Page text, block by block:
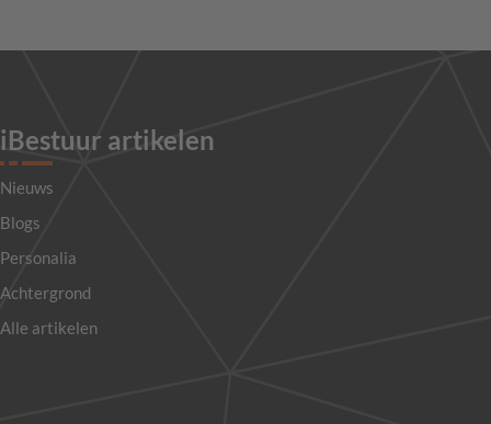
iBestuur artikelen
Nieuws
Blogs
Personalia
Achtergrond
Alle artikelen